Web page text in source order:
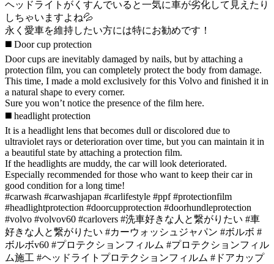
ヘッドライトがくすんでいると一気に車が劣化して見えたり
しちゃいますよね💦
永く愛車を維持したい方には特にお勧めです！
◼️ Door cup protection
Door cups are inevitably damaged by nails, but by attaching a
protection film, you can completely protect the body from damage.
This time, I made a mold exclusively for this Volvo and finished it in
a natural shape to every corner.
Sure you won’t notice the presence of the film here.
◼️ headlight protection
It is a headlight lens that becomes dull or discolored due to
ultraviolet rays or deterioration over time, but you can maintain it in
a beautiful state by attaching a protection film.
If the headlights are muddy, the car will look deteriorated.
Especially recommended for those who want to keep their car in
good condition for a long time!
#carwash #carwashjapan #carlifestyle #ppf #protectionfilm
#headlightprotection #doorcupprotection #doorhundleprotection
#volvo #volvov60 #carlovers #洗車好きな人と繋がりたい #車
好きな人と繋がりたい #カーウォッシュジャパン #ボルボ #
ボルボv60 #プロテクションフィルム #プロテクションフィル
ム施工 #ヘッドライトプロテクションフィルム #ドアカップ